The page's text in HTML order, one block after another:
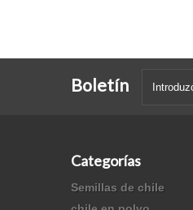
Boletín
Categorías
Semillas de chile